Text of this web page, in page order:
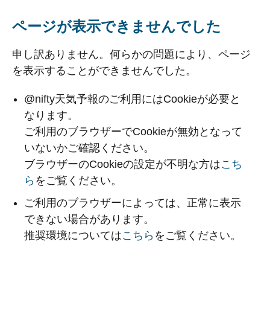
ページが表示できませんでした
申し訳ありません。何らかの問題により、ページ
を表示することができませんでした。
@nifty天気予報のご利用にはCookieが必要と
なります。
ご利用のブラウザーでCookieが無効となって
いないかご確認ください。
ブラウザーのCookieの設定が不明な方はこち
ら をご覧ください。
ご利用のブラウザーによっては、正常に表示
できない場合があります。
推奨環境についてはこちら をご覧ください。